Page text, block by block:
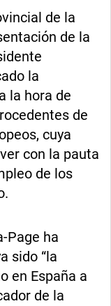
de la
de la
la
la hora de
de
cuya
con la pauta
de los
Page ha
sido “la
en España a
de la